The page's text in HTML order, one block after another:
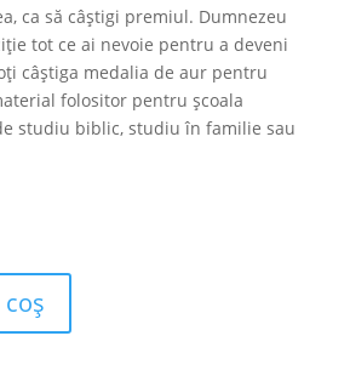
ca să câștigi premiul. Dumnezeu
tot ce ai nevoie pentru a deveni
câștiga medalia de aur pentru
folositor pentru şcoala
studiu biblic, studiu în familie sau